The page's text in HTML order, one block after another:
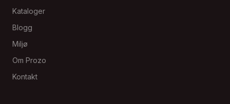
Kataloger
Blogg
Miljø
Om Prozo
Kontakt